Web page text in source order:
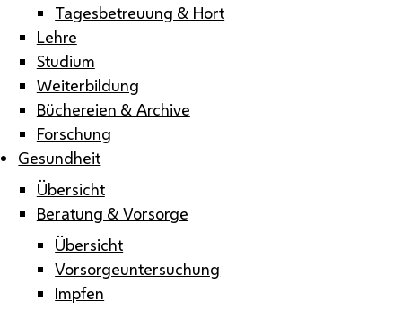
Tagesbetreuung & Hort
Lehre
Studium
Weiterbildung
Büchereien & Archive
Forschung
Gesundheit
Übersicht
Beratung & Vorsorge
Übersicht
Vorsorgeuntersuchung
Impfen